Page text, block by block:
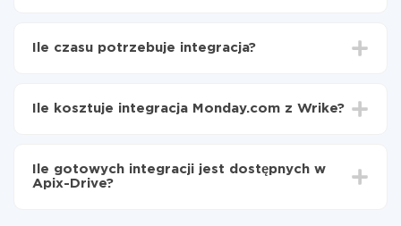
Wrike
Monday.com do Wrike
Ile czasu potrzebuje integracja?
od 5 do 30 minut. Konfiguracja zajmuje średnio 10-15
Ile kosztuje integracja Monday.com z Wrike?
Płacisz tylko za ilość danych, która faktycznie jest
przekazywana z jednego z Twoich systemów do
Ile gotowych integracji jest dostępnych w
Apix-Drive?